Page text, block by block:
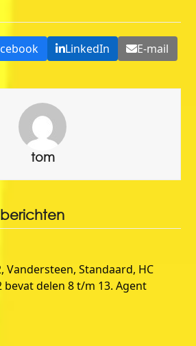
LinkedIn E-mail
tom
Vandersteen, Standaard, HC
bevat delen 8 t/m 13. Agent